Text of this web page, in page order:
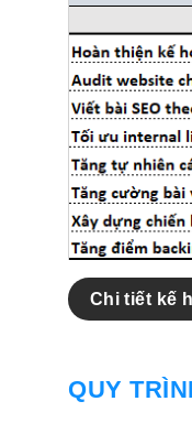
Chi tiết kế
QUY